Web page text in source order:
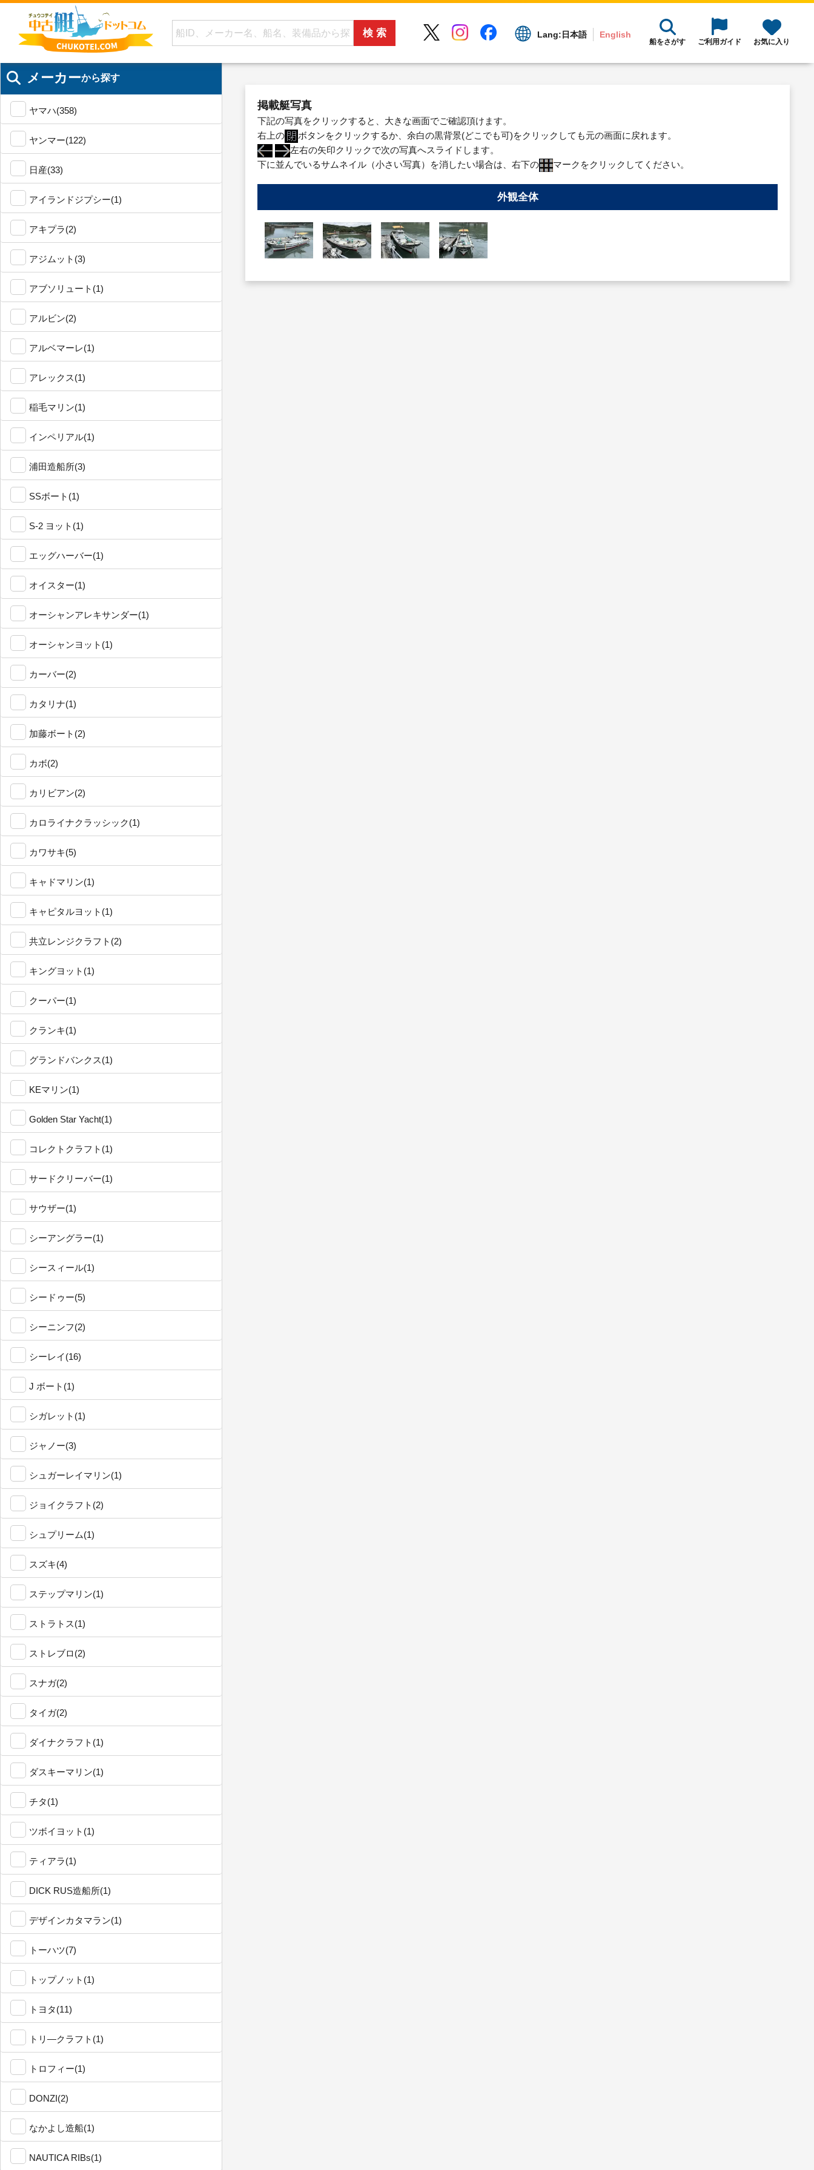
Lang: 日本語 English
船をさがす ご利用ガイド お気に入り
メーカーから探す
ヤマハ(358)
ヤンマー(122)
日産(33)
アイランドジプシー(1)
アキプラ(2)
アジムット(3)
アブソリュート(1)
アルビン(2)
アルベマーレ(1)
アレックス(1)
稲毛マリン(1)
インペリアル(1)
浦田造船所(3)
SSボート(1)
S-2 ヨット(1)
エッグハーバー(1)
オイスター(1)
オーシャンアレキサンダー(1)
オーシャンヨット(1)
カーバー(2)
カタリナ(1)
加藤ボート(2)
カボ(2)
カリビアン(2)
カロライナクラッシック(1)
カワサキ(5)
キャドマリン(1)
キャピタルヨット(1)
共立レンジクラフト(2)
キングヨット(1)
クーパー(1)
クランキ(1)
グランドバンクス(1)
KEマリン(1)
Golden Star Yacht(1)
コレクトクラフト(1)
サードクリーバー(1)
サウザー(1)
シーアングラー(1)
シースィール(1)
シードゥー(5)
シーニンフ(2)
シーレイ(16)
J ボート(1)
シガレット(1)
ジャノー(3)
シュガーレイマリン(1)
ジョイクラフト(2)
シュプリーム(1)
スズキ(4)
ステップマリン(1)
ストラトス(1)
ストレブロ(2)
スナガ(2)
タイガ(2)
ダイナクラフト(1)
ダスキーマリン(1)
チタ(1)
ツボイヨット(1)
ティアラ(1)
DICK RUS造船所(1)
デザインカタマラン(1)
トーハツ(7)
トップノット(1)
トヨタ(11)
トリ―クラフト(1)
トロフィー(1)
DONZI(2)
なかよし造船(1)
NAUTICA RIBs(1)
掲載艇写真
下記の写真をクリックすると、大きな画面でご確認頂けます。
右上の
ボタンをクリックするか、余白の黒背景(どこでも可)をクリックしても元の画面に戻れます。
左右の矢印クリックで次の写真へスライドします。
下に並んでいるサムネイル（小さい写真）を消したい場合は、右下の
マークをクリックしてください。
外観全体